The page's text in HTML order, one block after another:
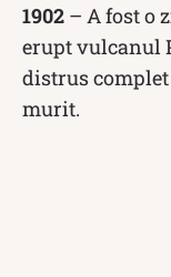
1902 – A fost o
erupt vulcanul
distrus complet
murit.